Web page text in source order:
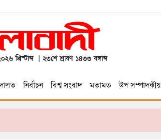
খ্রিস্টাব্দ | ২৩শে শ্রাবণ ১৪৩৩ বঙ্গাব্দ
নির্বাচন বিশ্ব সংবাদ মতামত উপ সম্পাদকীয়